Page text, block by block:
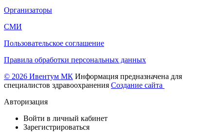
Организаторы
СМИ
Пользовательское соглашение
Правила обработки персональных данных
© 2026 Ивентум МК Информация предназначена для
специалистов здравоохранения Создание сайта
Авторизация
Войти в личный кабинет
Зарегистрироваться